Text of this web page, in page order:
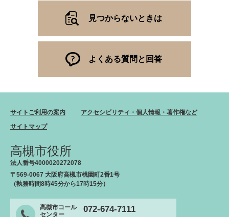
見つからないときは
よくある質問と回答
サイトご利用の案内
アクセシビリティ・個人情報・著作権など
サイトマップ
高槻市役所
法人番号4000020272078
〒569-0067 大阪府高槻市桃園町2番1号
（執務時間8時45分から17時15分）
高槻市コール
センター
072-674-7111